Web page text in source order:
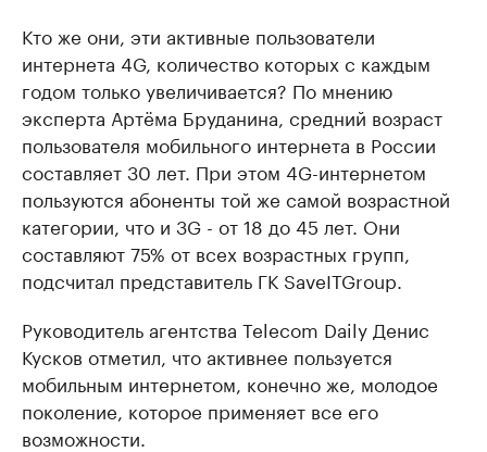
Кто же они, эти активные пользователи
интернета 4G, количество которых с каждым
годом только увеличивается? По мнению
эксперта Артёма Бруданина, средний возраст
пользователя мобильного интернета в России
составляет 30 лет. При этом 4G-интернетом
пользуются абоненты той же самой возрастной
категории, что и 3G - от 18 до 45 лет. Они
составляют 75% от всех возрастных групп,
подсчитал представитель ГК SaveITGroup.
Руководитель агентства Telecom Daily Денис
Кусков отметил, что активнее пользуется
мобильным интернетом, конечно же, молодое
поколение, которое применяет все его
возможности.